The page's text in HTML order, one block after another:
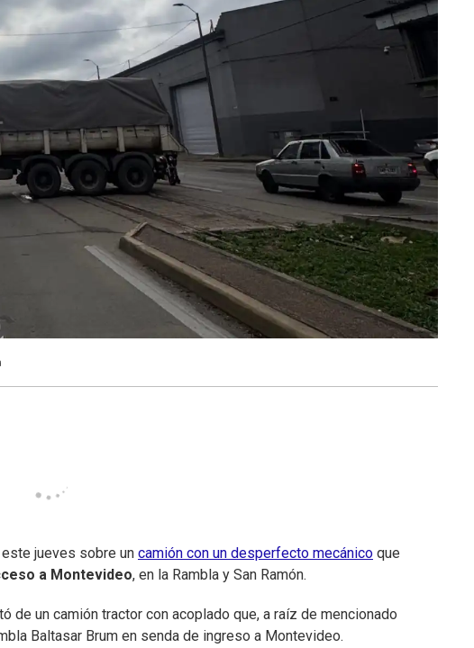
jueves sobre un camión con un desperfecto mecánico que
a Montevideo, en la Rambla y San Ramón.
de un camión tractor con acoplado que, a raíz de mencionado
Baltasar Brum en senda de ingreso a Montevideo.